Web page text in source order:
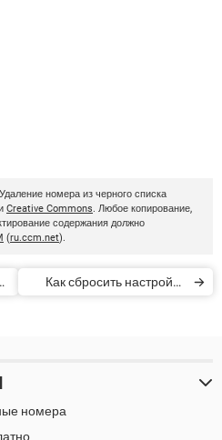
номера из черного списка
Creative Commons. Любое копирование,
содержания должно
(ru.ccm.net).
Как сбросить настройки
номера